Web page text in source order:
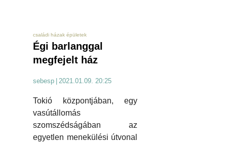
családi házak épületek
Égi barlanggal
megfejelt ház
sebesp | 2021.01.09. 20:25
Tokió központjában, egy
vasútállomás
szomszédságában az
egyetlen menekülési útvonal